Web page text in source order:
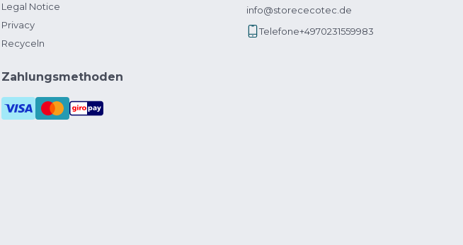
Legal Notice
Privacy
Recyceln
Zahlungsmethoden
info@storececotec.de
Telefone+4970231559983